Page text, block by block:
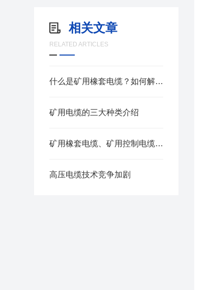
相关文章
RELATED ARTICLES
什么是矿用橡套电缆？如何解决井下电磁干扰难题
矿用电缆的三大种类介绍
矿用橡套电缆、矿用控制电缆、矿用通信电缆、矿用电力电缆、矿用计算机电缆区别，看完不选错
高压电缆技术竞争加剧